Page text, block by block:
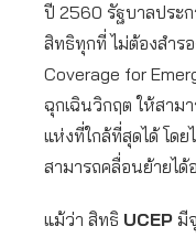
ปี 2560 รัฐบาลประ
สิทธิทุกที่ ไม่ต้องสำร
Coverage for
ฉุกเฉินวิกฤต ให้สาม
แห่งที่ใกล้ที่สุดได้ โด
สามารถคลื่อนย้ายได้
แม้ว่า สิทธิ UCEP มี